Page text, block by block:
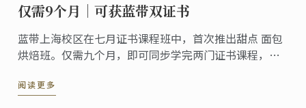
仅需9个月｜可获蓝带双证书
蓝带上海校区在七月证书课程班中，首次推出甜点 面包
烘焙班。仅需九个月，即可同步学完两门证书课程，顺
阅读更多